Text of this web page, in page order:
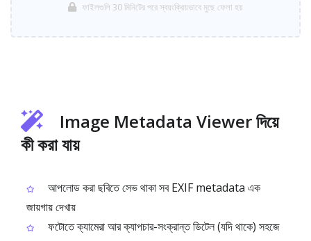
ফাইলগুলি 30 মিনিটের পরে স্বয়ংক্রিয়ভাবে মুছে ফেলা হয়
Image Metadata Viewer দিয়ে
কী করা যায়
আপলোড করা ছবিতে সেভ থাকা সব EXIF metadata এক
জায়গায় দেখায়
ফটোতে ক্যামেরা আর ক্যাপচার-সংক্রান্ত ডিটেল (যদি থাকে) সহজে